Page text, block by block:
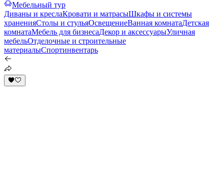
Мебельный тур
Диваны и креслаКровати и матрасыШкафы и системы
храненияСтолы и стульяОсвещениеВанная комнатаДетская
комнатаМебель для бизнесаДекор и аксессуарыУличная
мебельОтделочные и строительные
материалыСпортинвентарь